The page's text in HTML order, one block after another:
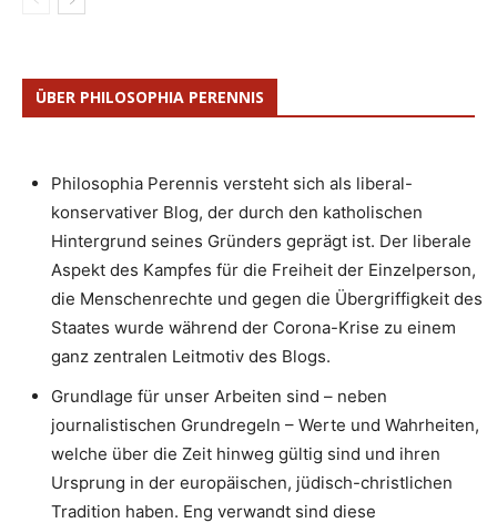
ÜBER PHILOSOPHIA PERENNIS
Philosophia Perennis versteht sich als liberal-
konservativer Blog, der durch den katholischen
Hintergrund seines Gründers geprägt ist. Der liberale
Aspekt des Kampfes für die Freiheit der Einzelperson,
die Menschenrechte und gegen die Übergriffigkeit des
Staates wurde während der Corona-Krise zu einem
ganz zentralen Leitmotiv des Blogs.
Grundlage für unser Arbeiten sind – neben
journalistischen Grundregeln – Werte und Wahrheiten,
welche über die Zeit hinweg gültig sind und ihren
Ursprung in der europäischen, jüdisch-christlichen
Tradition haben. Eng verwandt sind diese